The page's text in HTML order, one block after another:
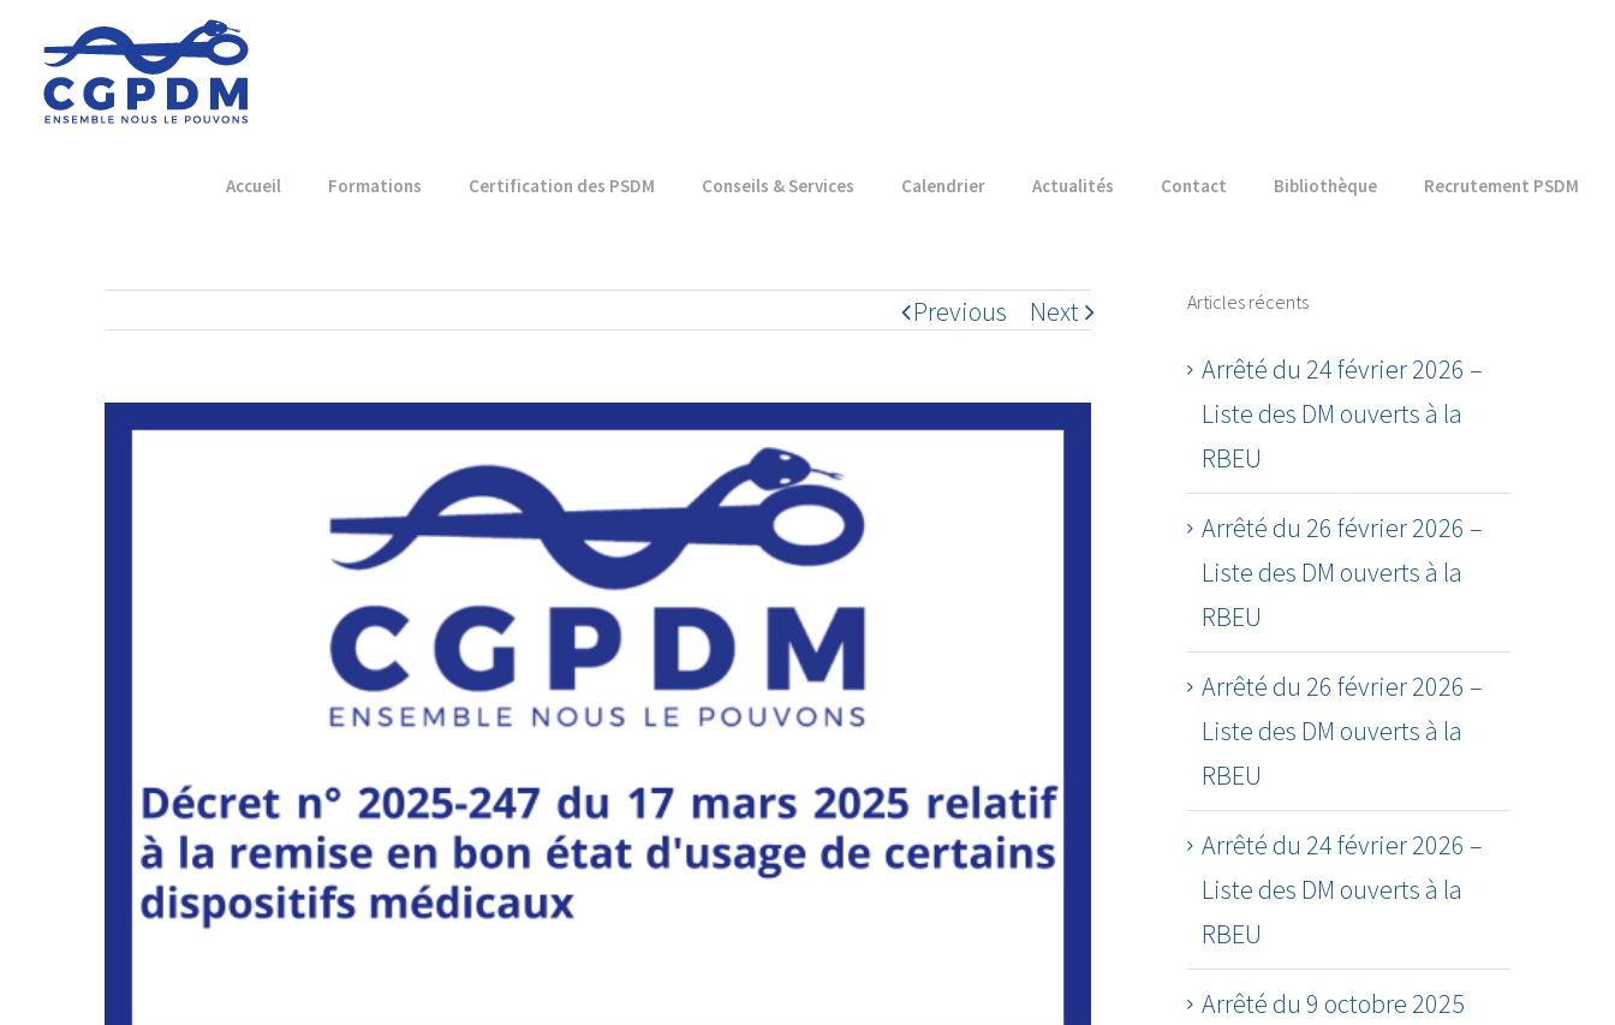
Accueil Formations Certification des PSDM Conseils & Services Calendrier Actualités Contact Bibliothèque Recrutement PSDM
Previous Next Articles récents
Arrêté du 24 février 2026 –
Liste des DM ouverts à la
RBEU
Arrêté du 26 février 2026 –
Liste des DM ouverts à la
RBEU
Arrêté du 26 février 2026 –
Liste des DM ouverts à la
RBEU
Arrêté du 24 février 2026 –
Liste des DM ouverts à la
RBEU
Arrêté du 9 octobre 2025